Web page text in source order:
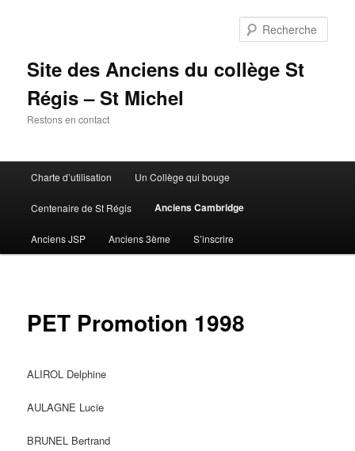
Site des Anciens du collège St
Régis – St Michel
Restons en contact
principal
Charte d’utilisation Un Collège qui bouge
Centenaire de St Régis Anciens Cambridge
Anciens JSP Anciens 3ème S’inscrire
PET Promotion 1998
ALIROL Delphine
AULAGNE Lucie
BRUNEL Bertrand